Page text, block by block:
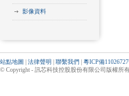
影像資料
站點地圖 法律聲明 聯繫我們
粵ICP備
© Copyright - 訊芯科技控股股份有限公司版權所